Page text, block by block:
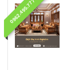
0962.495.777